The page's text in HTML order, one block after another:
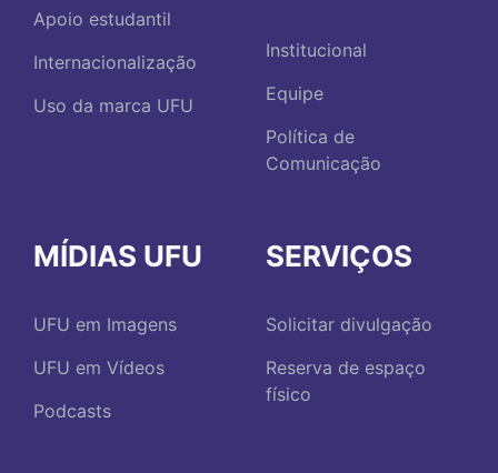
Apoio estudantil
Internacionalização
Uso da marca UFU
Institucional
Equipe
Política de
Comunicação
MÍDIAS UFU
UFU em Imagens
UFU em Vídeos
Podcasts
SERVIÇOS
Solicitar divulgação
Reserva de espaço
físico